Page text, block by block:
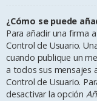
¿Cómo se puede
Para añadir una firma
Control de Usuario.
cuando publique un
a todos sus mensajes
Control de Usuario.
desactivar la opción